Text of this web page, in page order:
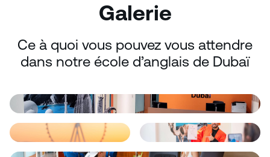
Galerie
Ce à quoi vous pouvez vous attendre
dans notre école d’anglais de Dubaï